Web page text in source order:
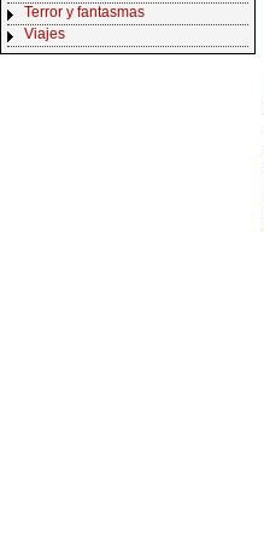
Terror y fantasmas
Viajes